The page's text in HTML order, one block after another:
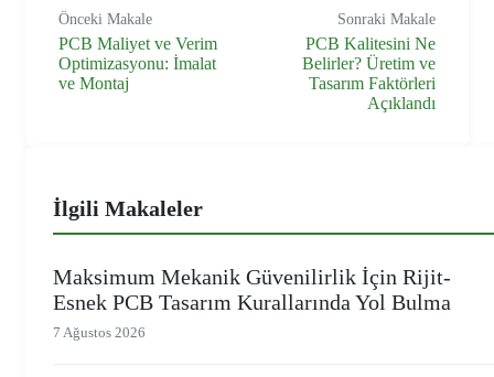
Önceki Makale
PCB Maliyet ve Verim
Optimizasyonu: İmalat
ve Montaj
Sonraki Makale
PCB Kalitesini Ne
Belirler? Üretim ve
Tasarım Faktörleri
Açıklandı
İlgili Makaleler
Maksimum Mekanik Güvenilirlik İçin Rijit-
Esnek PCB Tasarım Kurallarında Yol Bulma
7 Ağustos 2026